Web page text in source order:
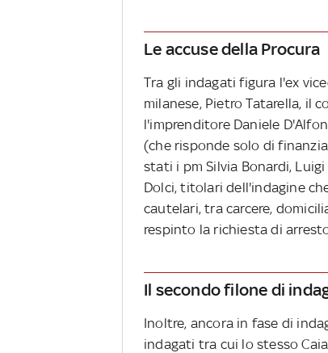
Le accuse della Procura
Tra gli indagati figura l'ex
milanese, Pietro Tatarella, il
l'imprenditore Daniele
(che risponde solo di
stati i pm Silvia Bonardi,
Dolci, titolari dell'indagine
cautelari, tra carcere,
respinto la richiesta di
Il secondo filone di
Inoltre, ancora in fase di
indagati tra cui lo stesso